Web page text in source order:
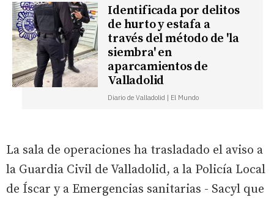
Identificada por delitos
de hurto y estafa a
través del método de 'la
siembra' en
aparcamientos de
Valladolid
Diario de Valladolid | El Mundo
La sala de operaciones ha trasladado el aviso a
la Guardia Civil de Valladolid, a la Policía Local
de Íscar y a Emergencias sanitarias - Sacyl que